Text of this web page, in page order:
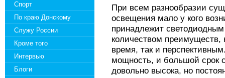
Спорт
По краю Донскому
Служу России
Кроме того
Интервью
Блоги
При всем разнообразии
освещения мало у кого
принадлежит
количеством
время, так и
мощность, и большой срок
довольно высока, но